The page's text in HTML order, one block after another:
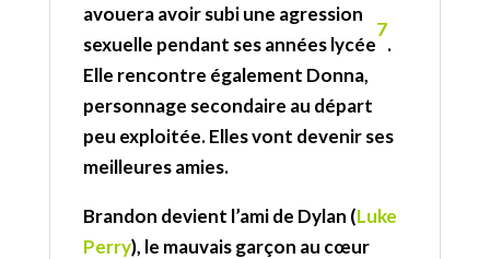
avouera avoir subi une agression
sexuelle pendant ses années lycée
7
.
Elle rencontre également Donna,
personnage secondaire au départ
peu exploitée. Elles vont devenir ses
meilleures amies.
Brandon devient l’ami de Dylan (Luke
Perry), le mauvais garçon au cœur